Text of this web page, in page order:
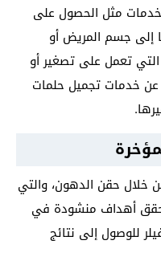
مثل الحصول على
إلى جسم المريض أو
تعمل على تصغير أو
عن خدمات تجميل حلمات
خلال حقن الدهون، والتي
تحقق أهداف منشودة في
للوصول إلى نتائج